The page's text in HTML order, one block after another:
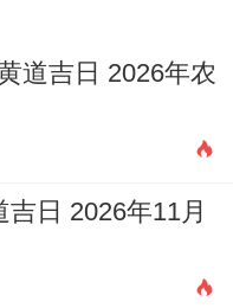
上历史黄历数据归
考量
道吉日 2026年农
日 2026年11月